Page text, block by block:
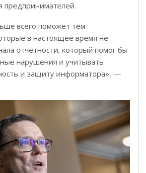
предпринимателей.
всего поможет тем
в настоящее время не
отчётности, который помог бы
нарушения и учитывать
и защиту информатора», —